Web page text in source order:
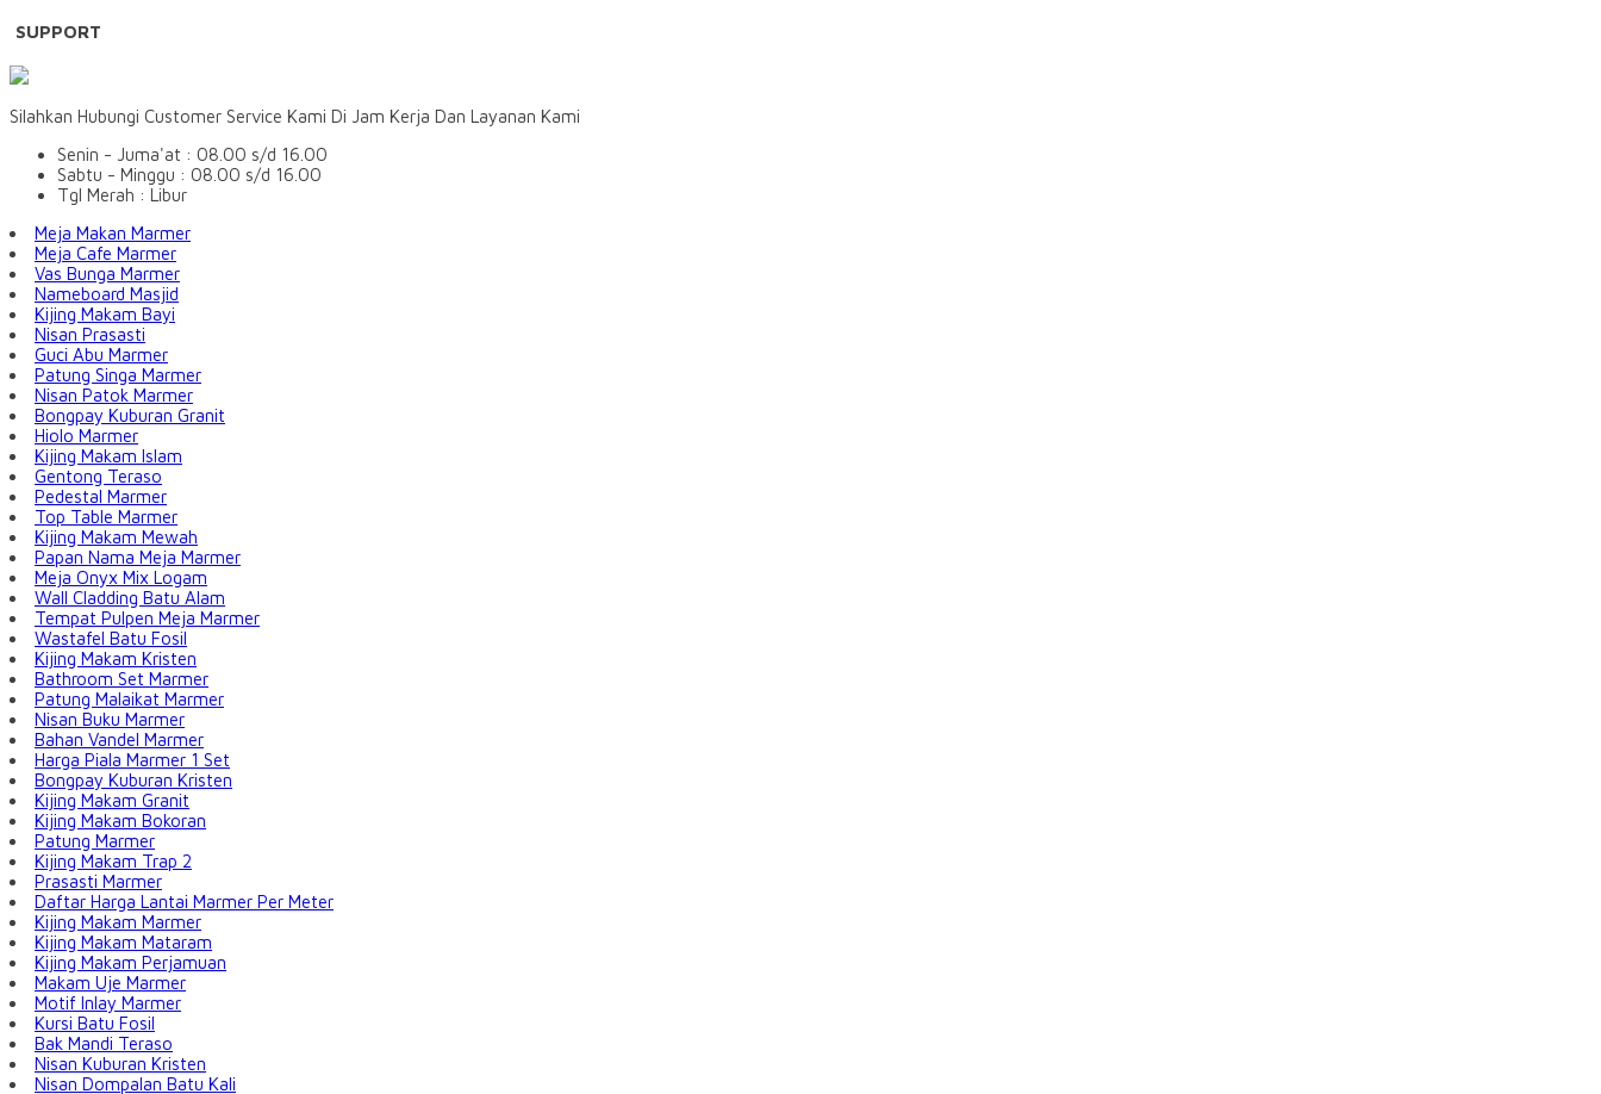
SUPPORT
Silahkan Hubungi Customer Service Kami Di Jam Kerja Dan Layanan Kami
Senin - Juma'at : 08.00 s/d 16.00
Sabtu - Minggu : 08.00 s/d 16.00
Tgl Merah : Libur
Meja Makan Marmer
Meja Cafe Marmer
Vas Bunga Marmer
Nameboard Masjid
Kijing Makam Bayi
Nisan Prasasti
Guci Abu Marmer
Patung Singa Marmer
Nisan Patok Marmer
Bongpay Kuburan Granit
Hiolo Marmer
Kijing Makam Islam
Gentong Teraso
Pedestal Marmer
Top Table Marmer
Kijing Makam Mewah
Papan Nama Meja Marmer
Meja Onyx Mix Logam
Wall Cladding Batu Alam
Tempat Pulpen Meja Marmer
Wastafel Batu Fosil
Kijing Makam Kristen
Bathroom Set Marmer
Patung Malaikat Marmer
Nisan Buku Marmer
Bahan Vandel Marmer
Harga Piala Marmer 1 Set
Bongpay Kuburan Kristen
Kijing Makam Granit
Kijing Makam Bokoran
Patung Marmer
Kijing Makam Trap 2
Prasasti Marmer
Daftar Harga Lantai Marmer Per Meter
Kijing Makam Marmer
Kijing Makam Mataram
Kijing Makam Perjamuan
Makam Uje Marmer
Motif Inlay Marmer
Kursi Batu Fosil
Bak Mandi Teraso
Nisan Kuburan Kristen
Nisan Dompalan Batu Kali